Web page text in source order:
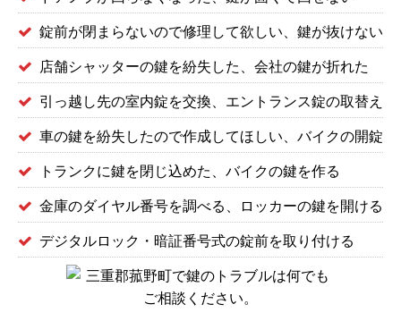
錠前が閉まらないので修理して欲しい、鍵が抜けない
店舗シャッターの鍵を紛失した、会社の鍵が折れた
引っ越し先の室内錠を交換、エントランス錠の取替え
車の鍵を紛失したので作成してほしい、バイクの開錠
トランクに鍵を閉じ込めた、バイクの鍵を作る
金庫のダイヤル番号を調べる、ロッカーの鍵を開ける
デジタルロック・暗証番号式の錠前を取り付ける